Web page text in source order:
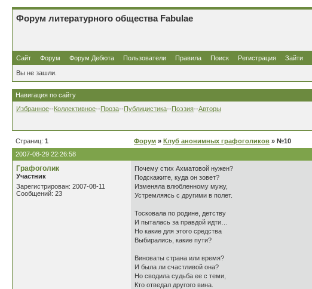
Форум литературного общества Fabulae
Сайт Форум Форум Дебюта Пользователи Правила Поиск Регистрация Зайти
Вы не зашли.
Навигация по сайту
Избранное--Коллективное--Проза--Публицистика--Поэзия--Авторы
Страниц: 1 Форум » Клуб анонимных графоголиков » №10
2007-08-29 22:26:58
Графоголик
Участник
Зарегистрирован: 2007-08-11
Сообщений: 23
Почему стих Ахматовой нужен?
Подскажите, куда он зовет?
Изменяла влюбленному мужу,
Устремляясь с другими в полет.
Тосковала по родине, детству
И пыталась за правдой идти…
Но какие для этого средства
Выбирались, какие пути?
Виноваты страна или время?
И была ли счастливой она?
Но сводила судьба ее с теми,
Кто отведал другого вина.